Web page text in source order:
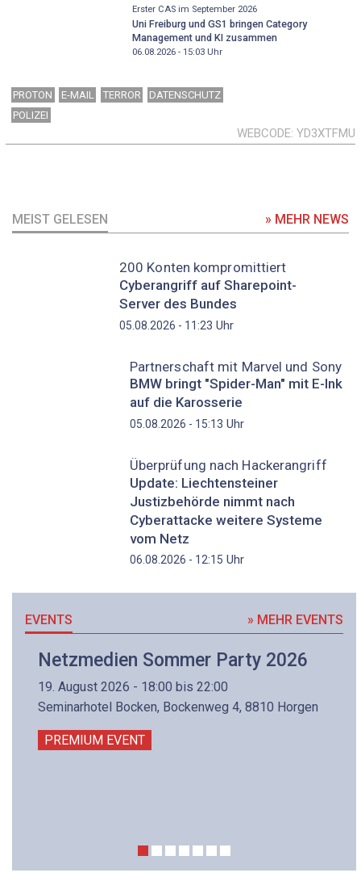
Erster CAS im September 2026
Uni Freiburg und GS1 bringen Category
Management und KI zusammen
06.08.2026 - 15:03Uhr
PROTON E-MAIL TERROR
DATENSCHUTZ
POLIZEI
WEBCODE YD3XTFMU
MEIST GELESEN » MEHR NEWS
200 Konten kompromittiert
Cyberangriff auf Sharepoint-
Server des Bundes
05.08.2026 - 11:23 Uhr
Partnerschaft mit Marvel und Sony
BMW bringt "Spider-Man" mit E-Ink
auf die Karosserie
05.08.2026 - 15:13 Uhr
Überprüfung nach Hackerangriff
Update: Liechtensteiner
Justizbehörde nimmt nach
Cyberattacke weitere Systeme
vom Netz
06.08.2026 - 12:15 Uhr
EVENTS » MEHR EVENTS
Netzmedien Sommer Party 2026
19. August 2026 - 18:00 bis 22:00
Seminarhotel Bocken, Bockenweg 4, 8810 Horgen
PREMIUM EVENT